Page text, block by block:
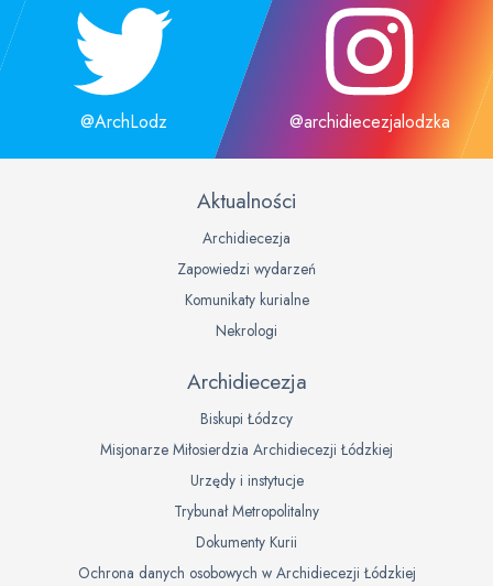
@ArchLodz @archidiecezjalodzka
Aktualności
Archidiecezja
Zapowiedzi wydarzeń
Komunikaty kurialne
Nekrologi
Archidiecezja
Biskupi Łódzcy
Misjonarze Miłosierdzia Archidiecezji Łódzkiej
Urzędy i instytucje
Trybunał Metropolitalny
Dokumenty Kurii
Ochrona danych osobowych w Archidiecezji Łódzkiej